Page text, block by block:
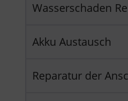
Wasserschaden
Akku Austausch
Reparatur der